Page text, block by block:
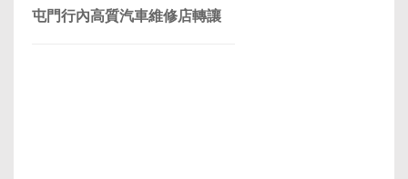
屯門行內高質汽車維修店轉讓